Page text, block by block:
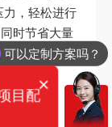
力，轻松进行
时节省大量
碳、环保理
可以定制方案吗？
你们电话多少？
×
目配